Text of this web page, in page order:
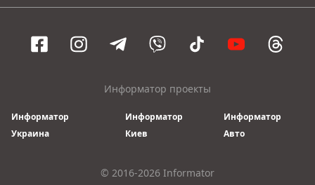
Информатор проекты
Информатор
Украина
Информатор
Киев
Информатор
Авто
© 2016-2026 Informator